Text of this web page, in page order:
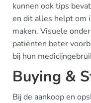
kunnen ook tips
en dit alles helpt om
maken. Visuele
patiënten beter
bij hun
Buying &
Bij de aankoop en